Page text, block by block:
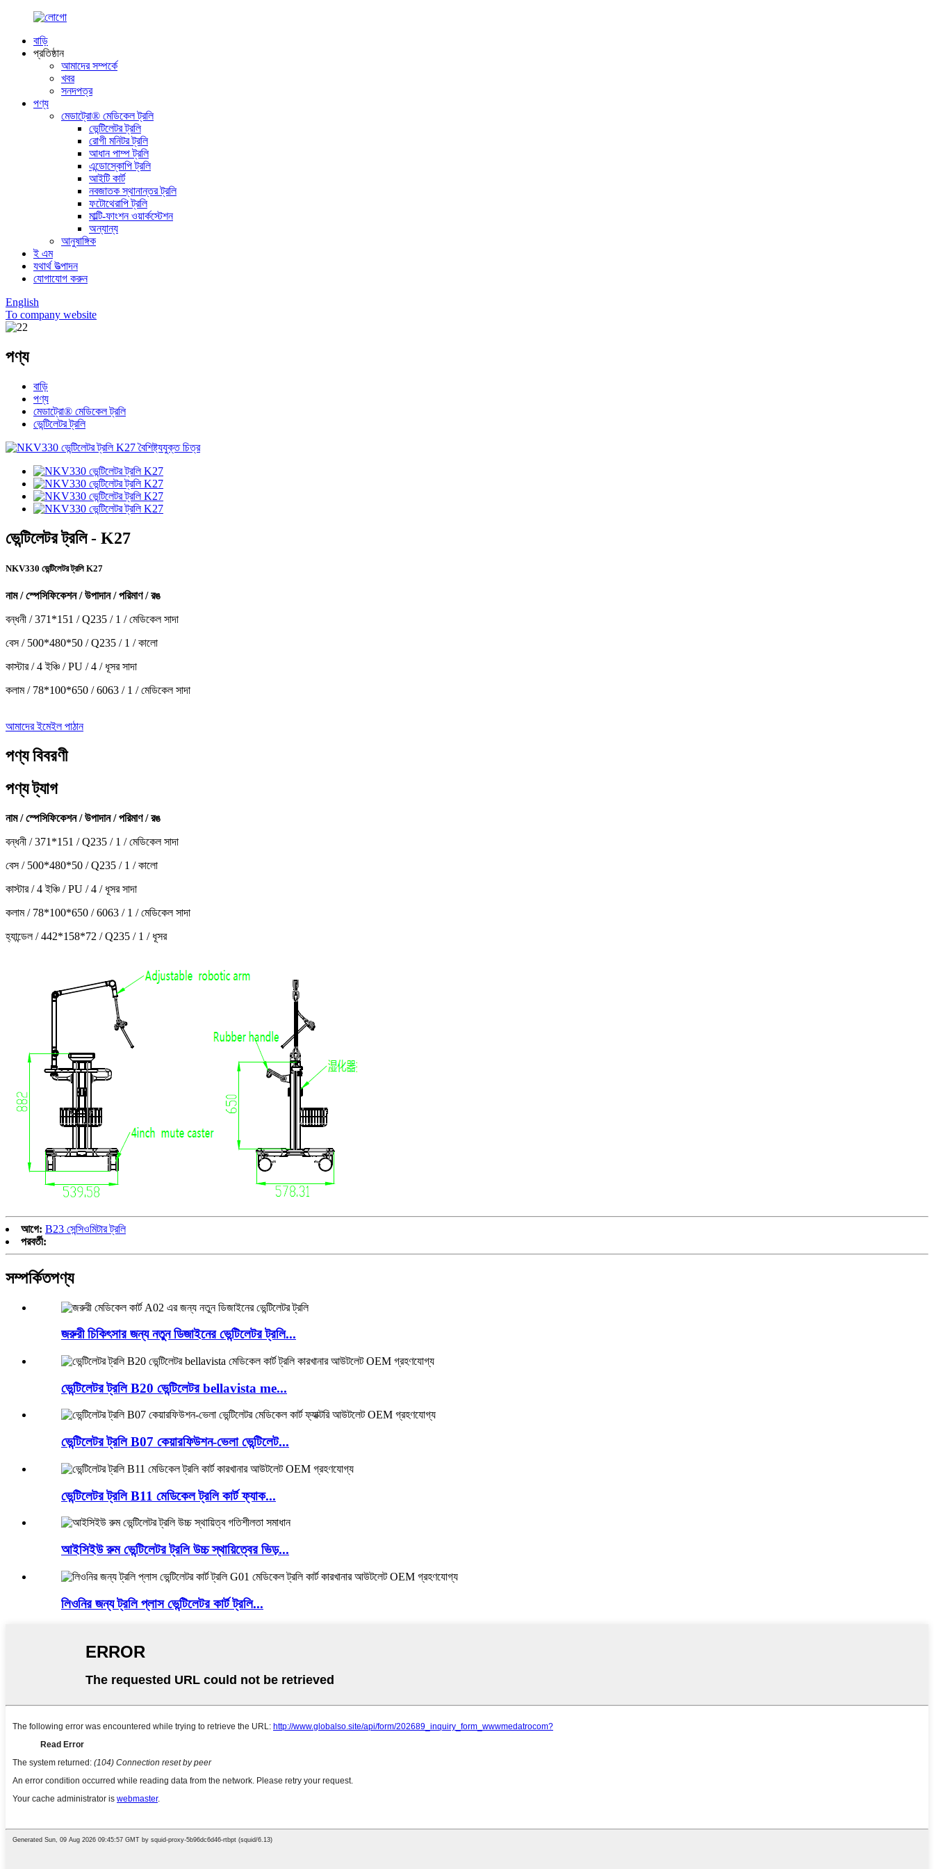
বাড়ি
প্রতিষ্ঠান
আমাদের সম্পর্কে
খবর
সনদপত্র
পণ্য
মেডাট্রো® মেডিকেল ট্রলি
ভেন্টিলেটর ট্রলি
রোগী মনিটর ট্রলি
আধান পাম্প ট্রলি
এন্ডোস্কোপি ট্রলি
আইটি কার্ট
নবজাতক স্থানান্তর ট্রলি
ফটোথেরাপি ট্রলি
মাল্টি-ফাংশন ওয়ার্কস্টেশন
অন্যান্য
আনুষাঙ্গিক
ই এম
যথার্থ উত্পাদন
যোগাযোগ করুন
English
To company website
পণ্য
বাড়ি
পণ্য
মেডাট্রো® মেডিকেল ট্রলি
ভেন্টিলেটর ট্রলি
ভেন্টিলেটর ট্রলি - K27
NKV330 ভেন্টিলেটর ট্রলি K27
নাম / স্পেসিফিকেশন / উপাদান / পরিমাণ / রঙ
বন্ধনী / 371*151 / Q235 / 1 / মেডিকেল সাদা
বেস / 500*480*50 / Q235 / 1 / কালো
কাস্টার / 4 ইঞ্চি / PU / 4 / ধূসর সাদা
কলাম / 78*100*650 / 6063 / 1 / মেডিকেল সাদা
আমাদের ইমেইল পাঠান
পণ্য বিবরণী
পণ্য ট্যাগ
নাম / স্পেসিফিকেশন / উপাদান / পরিমাণ / রঙ
বন্ধনী / 371*151 / Q235 / 1 / মেডিকেল সাদা
বেস / 500*480*50 / Q235 / 1 / কালো
কাস্টার / 4 ইঞ্চি / PU / 4 / ধূসর সাদা
কলাম / 78*100*650 / 6063 / 1 / মেডিকেল সাদা
হ্যান্ডেল / 442*158*72 / Q235 / 1 / ধূসর
আগে: B23 সেন্সিওমিটার ট্রলি
পরবর্তী:
সম্পর্কিতপণ্য
জরুরী চিকিৎসার জন্য নতুন ডিজাইনের ভেন্টিলেটর ট্রলি...
ভেন্টিলেটর ট্রলি B20 ভেন্টিলেটর bellavista me...
ভেন্টিলেটর ট্রলি B07 কেয়ারফিউশন-ভেলা ভেন্টিলেট...
ভেন্টিলেটর ট্রলি B11 মেডিকেল ট্রলি কার্ট ফ্যাক...
আইসিইউ রুম ভেন্টিলেটর ট্রলি উচ্চ স্থায়িত্বের ভিড়...
লিওনির জন্য ট্রলি প্লাস ভেন্টিলেটর কার্ট ট্রলি...